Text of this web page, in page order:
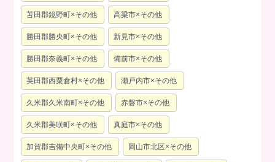
苫田郡鏡野町×その他 高梁市×その他
勝田郡勝央町×その他 新見市×その他
勝田郡奈義町×その他 備前市×その他
英田郡西粟倉村×その他 瀬戸内市×その他
久米郡久米南町×その他 赤磐市×その他
久米郡美咲町×その他 真庭市×その他
加賀郡吉備中央町×その他 岡山市北区×その他